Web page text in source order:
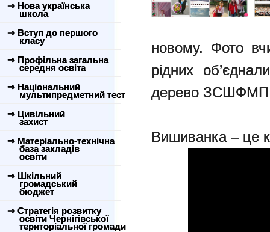
⇒ Нова українська
школа
⇒ Вступ до першого
класу
⇒ Профільна загальна
середня освіта
⇒ Національний
мультипредметний тест
⇒ Цивільний
захист
⇒ Матеріально-технічна
база закладів
освіти
⇒ Шкільний
громадський
бюджет
⇒ Стратегія розвитку
освіти Чернігівської
територіальної громади
новому. Фото
рідних
дерево
Вишиванка – це